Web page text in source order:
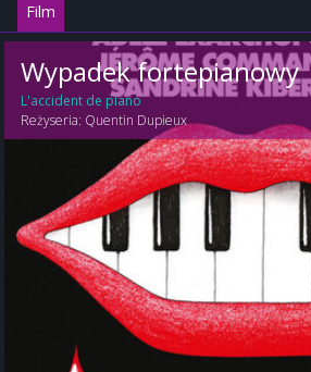
Film
Wypadek fortepianowy
L'accident de piano
Reżyseria: Quentin Dupieux